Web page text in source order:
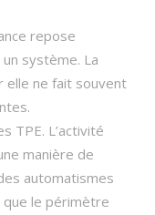
repose
système. La
elle ne fait souvent
TPE. L’activité
manière de
automatismes
que le périmètre